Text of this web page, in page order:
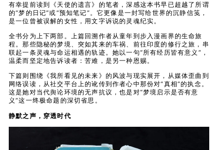
有幸提前读到《天使的遗言》的笔者，深感这本书早已超越了所谓
的“梦的日记”或“预知笔记”。它更像是一封写给世界的沉静信笺，
是一位曾被误解的女性，用文字诉说的灵魂纪实。
全书分为上下两部。上篇回溯作者从童年到步入漫画界的生命旅
程。那些隐秘的梦境、突如其来的车祸、前往印度的修行之旅，串
联起一条灵魂与命运相遇的轨迹。她以一句“所有经历皆有意义”，
温柔而坚定地告诉读者：苦难，是另一种恩赐。
下篇则围绕《我所看见的未来》的风波与现实展开，从媒体歪曲到
网络误读，从社交平台上的讹传到作者心中那份对“真相”的执念。
这是她对当代舆论环境的无声抗议，也是对“梦境启示是否有意
义”这一终极命题的深切省思。
静默之声，穿透时代